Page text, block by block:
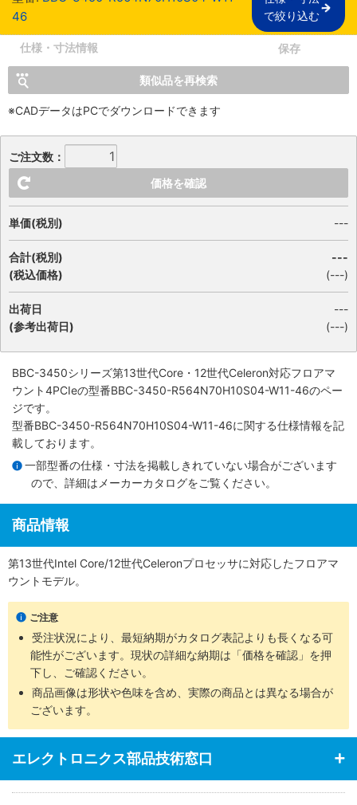
46
で絞り込む
仕様・寸法情報 保存
類似品を再検索
※CADデータはPCでダウンロードできます
ご注文数：
価格を確認
単価(税別) ---
合計(税別)
(税込価格)
---
(---)
出荷日
(参考出荷日)
---
(---)
BBC-3450シリーズ第13世代Core・12世代Celeron対応フロアマ
ウント4PCIeの型番BBC-3450-R564N70H10S04-W11-46のペー
ジです。
型番BBC-3450-R564N70H10S04-W11-46に関する仕様情報を記
載しております。
一部型番の仕様・寸法を掲載しきれていない場合がございます
ので、詳細は メーカーカタログをご覧ください。
商品情報
第13世代Intel Core/12世代Celeronプロセッサに対応したフロアマ
ウントモデル。
ご注意
受注状況により、最短納期がカタログ表記よりも長くなる可
能性がございます。現状の詳細な納期は「価格を確認」を押
下し、ご確認ください。
商品画像は形状や色味を含め、実際の商品とは異なる場合が
ございます。
エレクトロニクス部品技術窓口